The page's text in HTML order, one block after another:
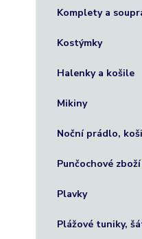
Komplety a
Kostýmky
Halenky a košile
Mikiny
Noční prádlo,
Punčochové zboží
Plavky
Plážové tuniky,